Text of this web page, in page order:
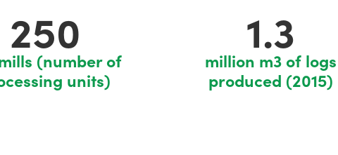
250
(number of
units)
1.3
million m3 of logs
produced (2015)